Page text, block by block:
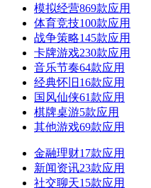
模拟经营869款应用
体育竞技100款应用
战争策略145款应用
卡牌游戏230款应用
音乐节奏64款应用
经典怀旧 16款应用
国风仙侠61款应用
棋牌桌游5款应用
其他游戏69款应用
金融理财17款应用
新闻资讯23款应用
社交聊天15款应用